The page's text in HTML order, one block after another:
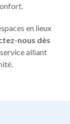
en lieux
nous dès
alliant